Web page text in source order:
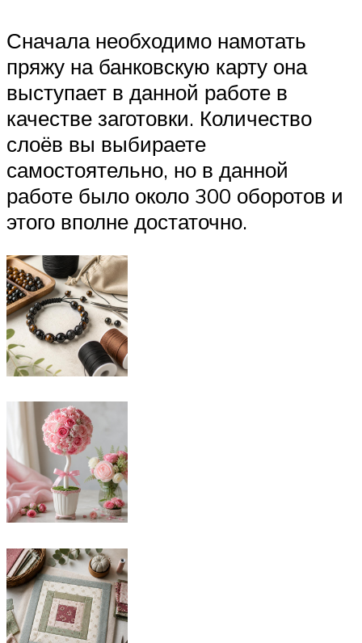
Сначала необходимо намотать
пряжу на банковскую карту она
выступает в данной работе в
качестве заготовки. Количество
слоёв вы выбираете
самостоятельно, но в данной
работе было около 300 оборотов и
этого вполне достаточно.